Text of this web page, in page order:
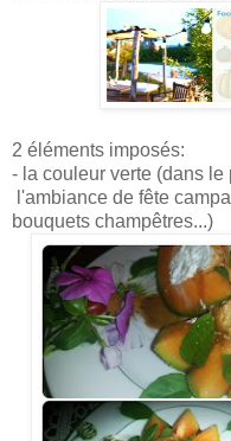
2 éléments imposés:
- la couleur verte (dans
l'ambiance de fête
bouquets champêtres...)